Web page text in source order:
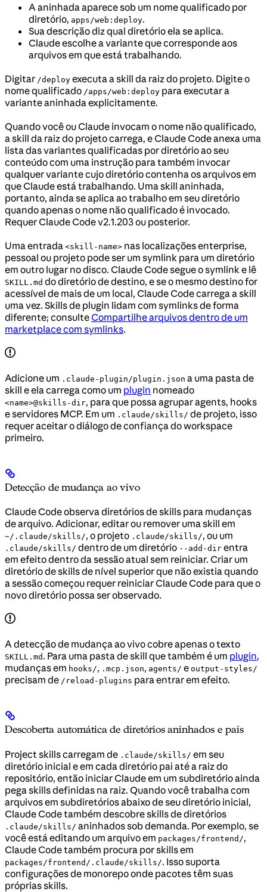
A aninhada aparece sob um nome qualificado por
diretório, apps/web:deploy.
Sua descrição diz qual diretório ela se aplica.
Claude escolhe a variante que corresponde aos
arquivos em que está trabalhando.
Digitar /deploy executa a skill da raiz do projeto. Digite o
nome qualificado /apps/web:deploy para executar a
variante aninhada explicitamente.
Quando você ou Claude invocam o nome não qualificado,
a skill da raiz do projeto carrega, e Claude Code anexa uma
lista das variantes qualificadas por diretório ao seu
conteúdo com uma instrução para também invocar
qualquer variante cujo diretório contenha os arquivos em
que Claude está trabalhando. Uma skill aninhada,
portanto, ainda se aplica ao trabalho em seu diretório
quando apenas o nome não qualificado é invocado.
Requer Claude Code v2.1.203 ou posterior.
Uma entrada <skill-name> nas localizações enterprise,
pessoal ou projeto pode ser um symlink para um diretório
em outro lugar no disco. Claude Code segue o symlink e lê
SKILL.md do diretório de destino, e se o mesmo destino for
acessível de mais de um local, Claude Code carrega a skill
uma vez. Skills de plugin lidam com symlinks de forma
diferente; consulteCompartilhe arquivos dentro de um
marketplace com symlinks.
Adicione um .claude-plugin/plugin.json a uma pasta de
skill e ela carrega como um plugin nomeado
<name>@skills-dir, para que possa agrupar agents, hooks
e servidores MCP. Em um .claude/skills/ de projeto, isso
requer aceitar o diálogo de confiança do workspace
primeiro.
Detecção de mudança ao vivo
Claude Code observa diretórios de skills para mudanças
de arquivo. Adicionar, editar ou remover uma skill em
~/.claude/skills/, o projeto .claude/skills/, ou um
.claude/skills/ dentro de um diretório --add-dir entra
em efeito dentro da sessão atual sem reiniciar. Criar um
diretório de skills de nível superior que não existia quando
a sessão começou requer reiniciar Claude Code para que o
novo diretório possa ser observado.
A detecção de mudança ao vivo cobre apenas o texto
SKILL.md . Para uma pasta de skill que também é um plugin,
mudanças em hooks/, .mcp.json, agents/ e output-styles/
precisam de /reload-plugins para entrar em efeito.
Descoberta automática de diretórios aninhados e pais
Project skills carregam de .claude/skills/ em seu
diretório inicial e em cada diretório pai até a raiz do
repositório, então iniciar Claude em um subdiretório ainda
pega skills definidas na raiz. Quando você trabalha com
arquivos em subdiretórios abaixo de seu diretório inicial,
Claude Code também descobre skills de diretórios
.claude/skills/ aninhados sob demanda. Por exemplo, se
você está editando um arquivo em packages/frontend/,
Claude Code também procura por skills em
packages/frontend/.claude/skills/. Isso suporta
configurações de monorepo onde pacotes têm suas
próprias skills.